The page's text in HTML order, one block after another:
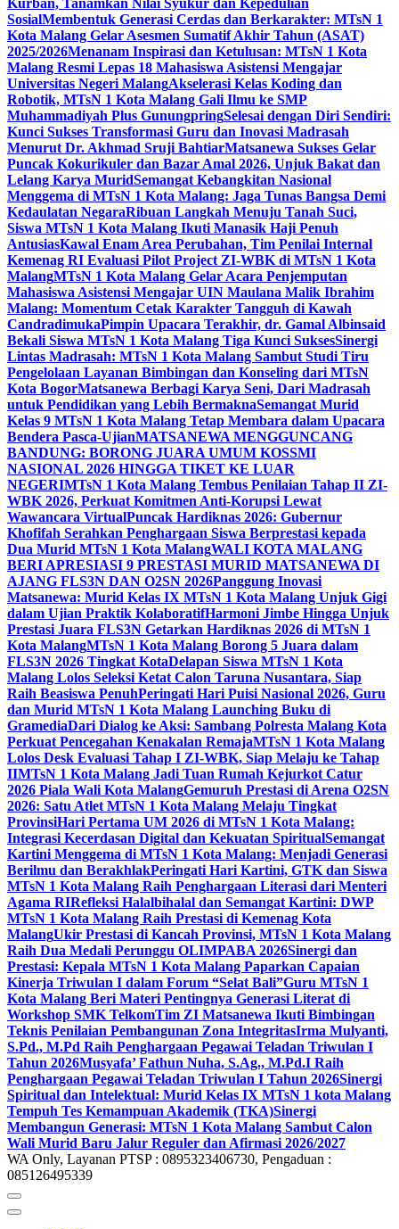
Kurban, Tanamkan Nilai Syukur dan Kepedulian
SosialMembentuk Generasi Cerdas dan Berkarakter: MTsN 1
Kota Malang Gelar Asesmen Sumatif Akhir Tahun (ASAT)
2025/2026Menanam Inspirasi dan Ketulusan: MTsN 1 Kota
Malang Resmi Lepas 18 Mahasiswa Asistensi Mengajar
Universitas Negeri MalangAkselerasi Kelas Koding dan
Robotik, MTsN 1 Kota Malang Gali Ilmu ke SMP
Muhammadiyah Plus GunungpringSelesai dengan Diri Sendiri:
Kunci Sukses Transformasi Guru dan Inovasi Madrasah
Menurut Dr. Akhmad Sruji BahtiarMatsanewa Sukses Gelar
Puncak Kokurikuler dan Bazar Amal 2026, Unjuk Bakat dan
Lelang Karya MuridSemangat Kebangkitan Nasional
Menggema di MTsN 1 Kota Malang: Jaga Tunas Bangsa Demi
Kedaulatan NegaraRibuan Langkah Menuju Tanah Suci,
Siswa MTsN 1 Kota Malang Ikuti Manasik Haji Penuh
AntusiasKawal Enam Area Perubahan, Tim Penilai Internal
Kemenag RI Evaluasi Pilot Project ZI-WBK di MTsN 1 Kota
MalangMTsN 1 Kota Malang Gelar Acara Penjemputan
Mahasiswa Asistensi Mengajar UIN Maulana Malik Ibrahim
Malang: Momentum Cetak Karakter Tangguh di Kawah
CandradimukaPimpin Upacara Terakhir, dr. Gamal Albinsaid
Bekali Siswa MTsN 1 Kota Malang Tiga Kunci SuksesSinergi
Lintas Madrasah: MTsN 1 Kota Malang Sambut Studi Tiru
Pengelolaan Layanan Bimbingan dan Konseling dari MTsN
Kota BogorMatsanewa Berbagi Karya Seni, Dari Madrasah
untuk Pendidikan yang Lebih BermaknaSemangat Murid
Kelas 9 MTsN 1 Kota Malang Tetap Membara dalam Upacara
Bendera Pasca-UjianMATSANEWA MENGGUNCANG
BANDUNG: BORONG JUARA UMUM KOSSMI
NASIONAL 2026 HINGGA TIKET KE LUAR
NEGERIMTsN 1 Kota Malang Tembus Penilaian Tahap II ZI-
WBK 2026, Perkuat Komitmen Anti-Korupsi Lewat
Wawancara VirtualPuncak Hardiknas 2026: Gubernur
Khofifah Serahkan Penghargaan Siswa Berprestasi kepada
Dua Murid MTsN 1 Kota MalangWALI KOTA MALANG
BERI APRESIASI 9 PRESTASI MURID MATSANEWA DI
AJANG FLS3N DAN O2SN 2026Panggung Inovasi
Matsanewa: Murid Kelas IX MTsN 1 Kota Malang Unjuk Gigi
dalam Ujian Praktik KolaboratifHarmoni Jimbe Hingga Unjuk
Prestasi Juara FLS3N Getarkan Hardiknas 2026 di MTsN 1
Kota MalangMTsN 1 Kota Malang Borong 5 Juara dalam
FLS3N 2026 Tingkat KotaDelapan Siswa MTsN 1 Kota
Malang Lolos Seleksi Ketat Calon Taruna Nusantara, Siap
Raih Beasiswa PenuhPeringati Hari Puisi Nasional 2026, Guru
dan Murid MTsN 1 Kota Malang Launching Buku di
GramediaDari Dialog ke Aksi: Sambang Polresta Malang Kota
Perkuat Pencegahan Kenakalan RemajaMTsN 1 Kota Malang
Lolos Desk Evaluasi Tahap I ZI-WBK, Siap Melaju ke Tahap
IIMTsN 1 Kota Malang Jadi Tuan Rumah Kejurkot Catur
2026 Piala Wali Kota MalangGemuruh Prestasi di Arena O2SN
2026: Satu Atlet MTsN 1 Kota Malang Melaju Tingkat
ProvinsiHari Pertama UM 2026 di MTsN 1 Kota Malang:
Integrasi Kecerdasan Digital dan Kekuatan SpiritualSemangat
Kartini Menggema di MTsN 1 Kota Malang: Menjadi Generasi
Berilmu dan BerakhlakPeringati Hari Kartini, GTK dan Siswa
MTsN 1 Kota Malang Raih Penghargaan Literasi dari Menteri
Agama RIRefleksi Halalbihalal dan Semangat Kartini: DWP
MTsN 1 Kota Malang Raih Prestasi di Kemenag Kota
MalangUkir Prestasi di Kancah Provinsi, MTsN 1 Kota Malang
Raih Dua Medali Perunggu OLIMPABA 2026Sinergi dan
Prestasi: Kepala MTsN 1 Kota Malang Paparkan Capaian
Kinerja Triwulan I dalam Forum “Selat Bali”Guru MTsN 1
Kota Malang Beri Materi Pentingnya Generasi Literat di
Workshop SMK TelkomTim ZI Matsanewa Ikuti Bimbingan
Teknis Penilaian Pembangunan Zona IntegritasIrma Mulyanti,
S.Pd., M.Pd Raih Penghargaan Pegawai Teladan Triwulan I
Tahun 2026Musyafa’ Fathun Nuha, S.Ag., M.Pd.I Raih
Penghargaan Pegawai Teladan Triwulan I Tahun 2026Sinergi
Spiritual dan Intelektual: Murid Kelas IX MTsN 1 kota Malang
Tempuh Tes Kemampuan Akademik (TKA)Sinergi
Membangun Generasi: MTsN 1 Kota Malang Sambut Calon
Wali Murid Baru Jalur Reguler dan Afirmasi 2026/2027
WA Only, Layanan PTSP : 0895323406730, Pengaduan :
085126495339